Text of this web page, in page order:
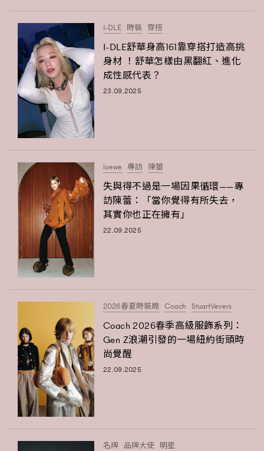
I-DLE 時裝 穿搭
I-DLE舒華身高161靠穿搭打造高挑
身材 ！舒華怎樣由黑翻紅、進化
成性感代表？
23.09.2025
loewe 專訪 陳蕾
失與得不過是一場因果循環——專
訪陳蕾：「當你覺得有所失去，
其實你也正在擁有」
22.09.2025
2026春夏時裝周 Coach StuartVevers
Coach 2026春季高級服飾系列：
Gen Z浪潮引發的一場紐約街頭時
尚覺醒
22.09.2025
名牌 品牌大使 明星